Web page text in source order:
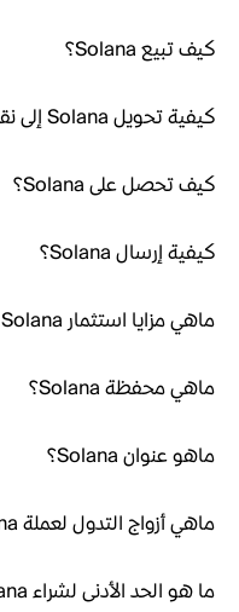
كيف تبيع Solana؟
كيفية تحويل Solana إلى نقد؟
كيف تحصل على Solana؟
كيفية إرسال Solana؟
ماهي مزايا استثمار Solana على رين؟
ماهي محفظة Solana؟
ماهو عنوان Solana؟
ماهي أزواج التدول لعملة Solana؟
ما هو الحد الأدنى لشراء Solana؟